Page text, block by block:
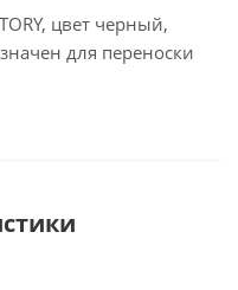
цвет черный,
для переноски